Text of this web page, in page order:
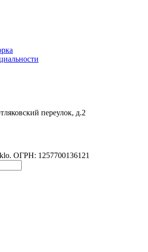
переулок, д.2
ОГРН: 1257700136121